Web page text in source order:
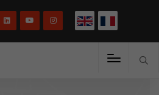
English(English)